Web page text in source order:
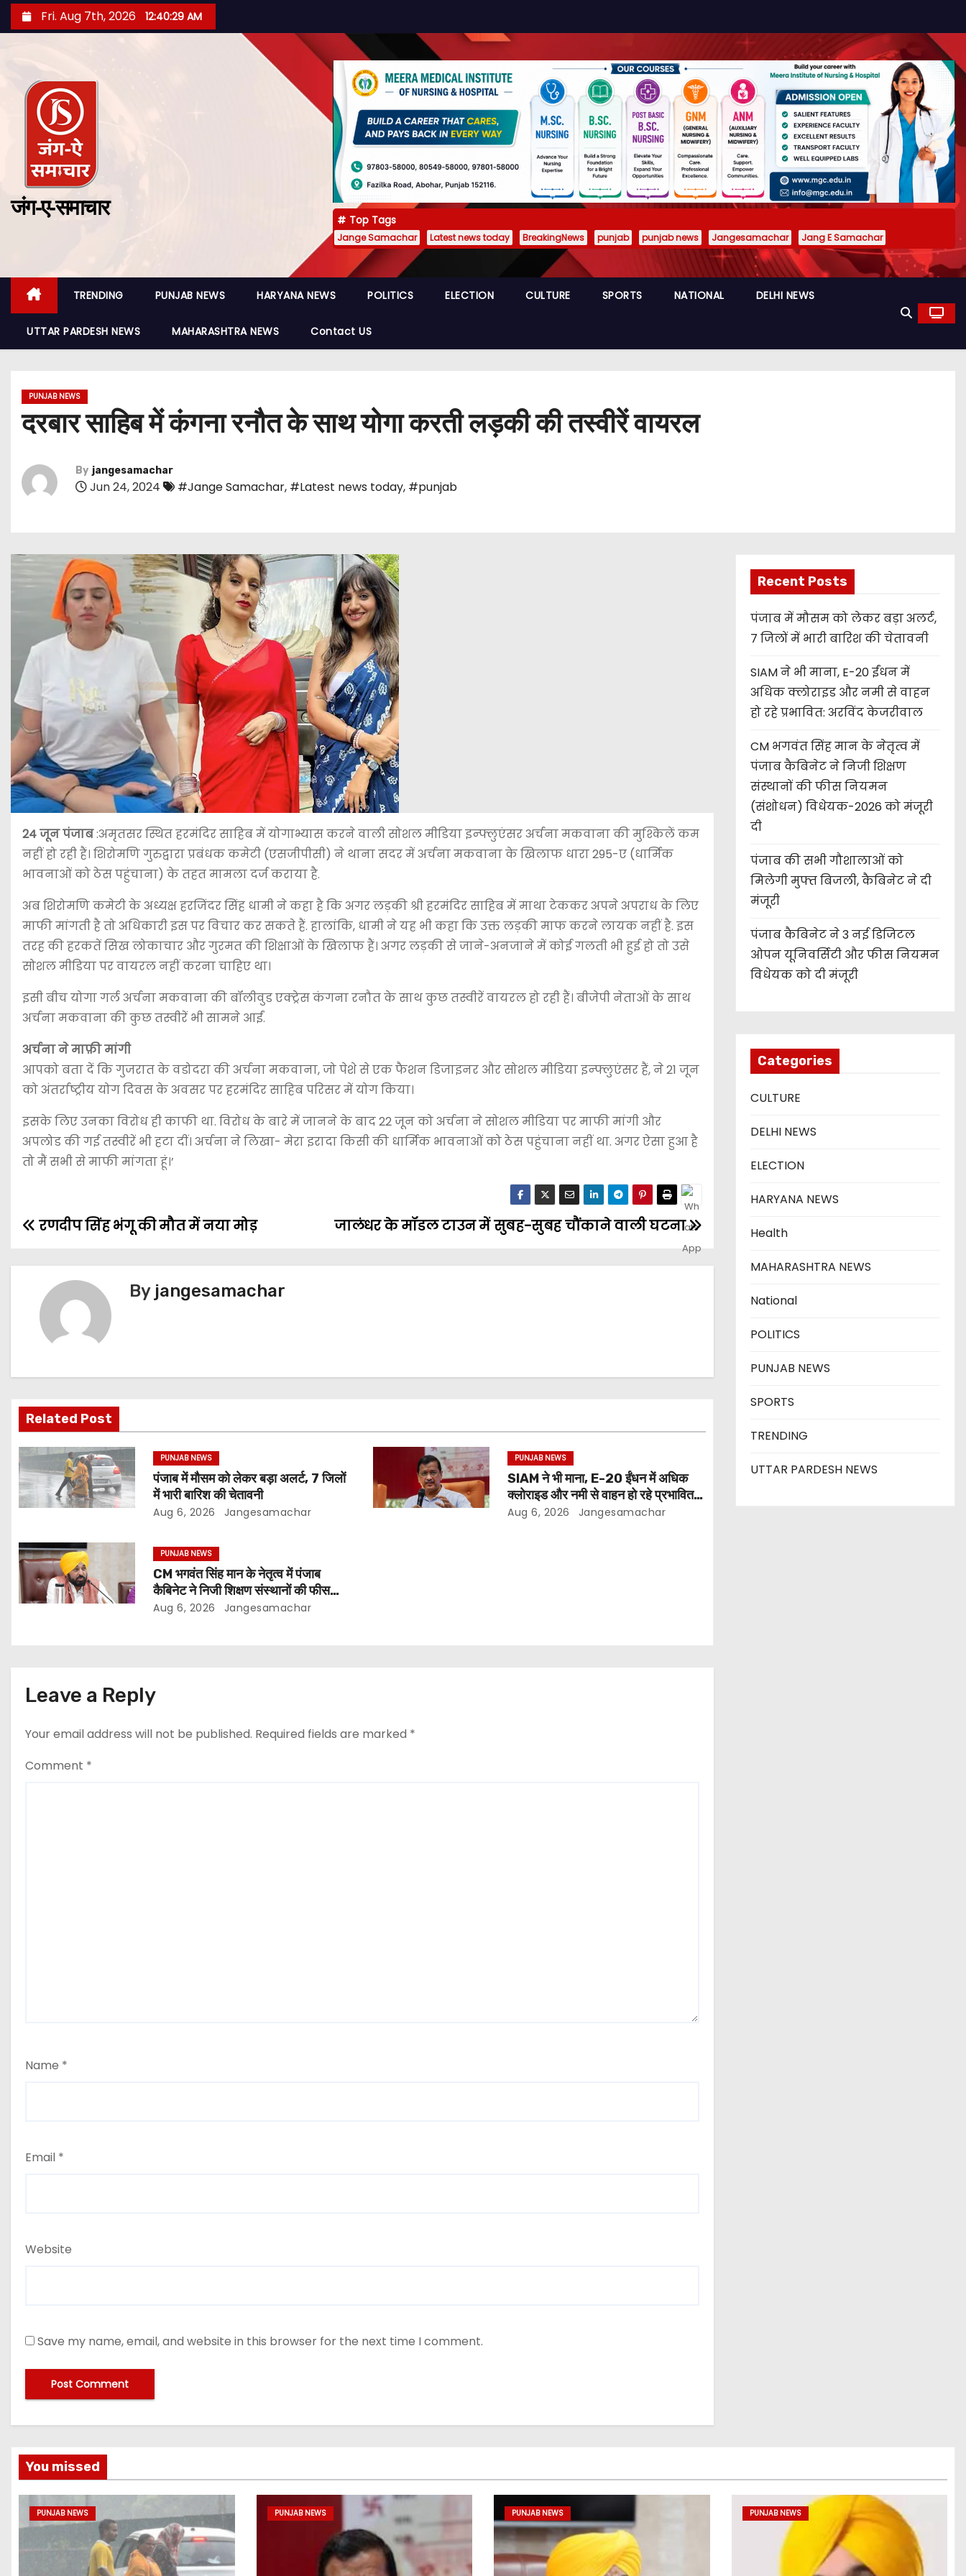
Fri. Aug 7th, 2026 12:40:30 AM
जंग-ए-समाचार
Top Tags
Jange Samachar Latest news today BreakingNews punjab punjab news Jangesamachar Jang E Samachar
TRENDING PUNJAB NEWS HARYANA NEWS POLITICS ELECTION CULTURE SPORTS NATIONAL DELHI NEWS
UTTAR PARDESH NEWS MAHARASHTRA NEWS Contact US
PUNJAB NEWS
दरबार साहिब में कंगना रनौत के साथ योगा करती लड़की की तस्वीरें वायरल
By jangesamachar
Jun 24, 2024 #Jange Samachar, #Latest news today, #punjab
24 जून पंजाब:अमृतसर स्थित हरमंदिर साहिब में योगाभ्यास करने वाली सोशल मीडिया इन्फ्लुएंसर अर्चना मकवाना की मुश्किलें कम
नहीं हो रही हैं। शिरोमणि गुरुद्वारा प्रबंधक कमेटी (एसजीपीसी) ने थाना सदर में अर्चना मकवाना के खिलाफ धारा 295-ए (धार्मिक
भावनाओं को ठेस पहुंचाना) के तहत मामला दर्ज कराया है.
अब शिरोमणि कमेटी के अध्यक्ष हरजिंदर सिंह धामी ने कहा है कि अगर लड़की श्री हरमंदिर साहिब में माथा टेककर अपने अपराध के लिए
माफी मांगती है तो अधिकारी इस पर विचार कर सकते हैं. हालांकि, धामी ने यह भी कहा कि उक्त लड़की माफ करने लायक नहीं है. इस
तरह की हरकतें सिख लोकाचार और गुरमत की शिक्षाओं के खिलाफ हैं। अगर लड़की से जाने-अनजाने में कोई गलती भी हुई हो तो उसे
सोशल मीडिया पर वायरल नहीं करना चाहिए था।
इसी बीच योगा गर्ल अर्चना मकवाना की बॉलीवुड एक्ट्रेस कंगना रनौत के साथ कुछ तस्वीरें वायरल हो रही हैं। बीजेपी नेताओं के साथ
अर्चना मकवाना की कुछ तस्वीरें भी सामने आईं.
अर्चना ने माफ़ी मांगी
आपको बता दें कि गुजरात के वडोदरा की अर्चना मकवाना, जो पेशे से एक फैशन डिजाइनर और सोशल मीडिया इन्फ्लुएंसर हैं, ने 21 जून
को अंतर्राष्ट्रीय योग दिवस के अवसर पर हरमंदिर साहिब परिसर में योग किया।
इसके लिए उनका विरोध ही काफी था. विरोध के बारे में जानने के बाद 22 जून को अर्चना ने सोशल मीडिया पर माफी मांगी और
अपलोड की गई तस्वीरें भी हटा दीं। अर्चना ने लिखा- मेरा इरादा किसी की धार्मिक भावनाओं को ठेस पहुंचाना नहीं था. अगर ऐसा हुआ है
तो मैं सभी से माफी मांगता हूं।’
जालंधर के मॉडल टाउन में सुबह-सुबह चौंकाने वाली घटना
रणदीप सिंह भंगू की मौत में नया मोड़
By jangesamachar
Related Post
PUNJAB NEWS
पंजाब में मौसम को लेकर बड़ा अलर्ट, 7 जिलों
में भारी बारिश की चेतावनी
Aug 6, 2026 Jangesamachar
PUNJAB NEWS
SIAM ने भी माना, E-20 ईंधन में अधिक
क्लोराइड और नमी से वाहन हो रहे प्रभावित:
अरविंद केजरीवाल
Aug 6, 2026 Jangesamachar
PUNJAB NEWS
CM भगवंत सिंह मान के नेतृत्व में पंजाब
कैबिनेट ने निजी शिक्षण संस्थानों की फीस
नियमन (संशोधन) विधेयक-2026 को
Aug 6, 2026 Jangesamachar
Leave a Reply
Your email address will not be published. Required fields are marked *
Comment *
Name *
Email *
Website
Save my name, email, and website in this browser for the next time I comment.
Recent Posts
पंजाब में मौसम को लेकर बड़ा अलर्ट,
7 जिलों में भारी बारिश की चेतावनी
SIAM ने भी माना, E-20 ईंधन में
अधिक क्लोराइड और नमी से वाहन
हो रहे प्रभावित: अरविंद केजरीवाल
CM भगवंत सिंह मान के नेतृत्व में
पंजाब कैबिनेट ने निजी शिक्षण
संस्थानों की फीस नियमन
(संशोधन) विधेयक-2026 को मंजूरी
दी
पंजाब की सभी गौशालाओं को
मिलेगी मुफ्त बिजली, कैबिनेट ने दी
मंजूरी
पंजाब कैबिनेट ने 3 नई डिजिटल
ओपन यूनिवर्सिटी और फीस नियमन
विधेयक को दी मंजूरी
Categories
CULTURE
DELHI NEWS
ELECTION
HARYANA NEWS
Health
MAHARASHTRA NEWS
National
POLITICS
PUNJAB NEWS
SPORTS
TRENDING
UTTAR PARDESH NEWS
You missed
PUNJAB NEWS PUNJAB NEWS PUNJAB NEWS PUNJAB NEWS